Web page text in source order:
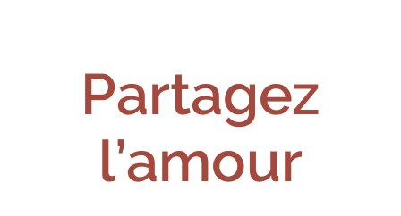
Partagez
l’amour